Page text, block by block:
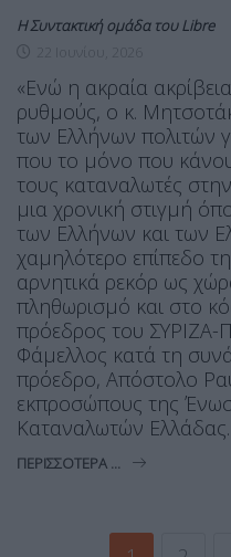
Η Συντακτική ομάδα του Libre
«Ενώ η ακραία ακρίβεια
ρυθμούς, ο κ.
των Ελλήνων πολιτών
που το μόνο που
τους καταναλωτές
μια χρονική στιγμή
των Ελλήνων και των
χαμηλότερο επίπεδο
αρνητικά ρεκόρ ως
πληθωρισμό και στο
πρόεδρος του ΣΥΡΙΖΑ-
Φάμελλος κατά τη
πρόεδρο, Απόστολο
εκπροσώπους της
Καταναλωτών Ελλάδας.
ΠΕΡΙΣΣΌΤΕΡΑ ...